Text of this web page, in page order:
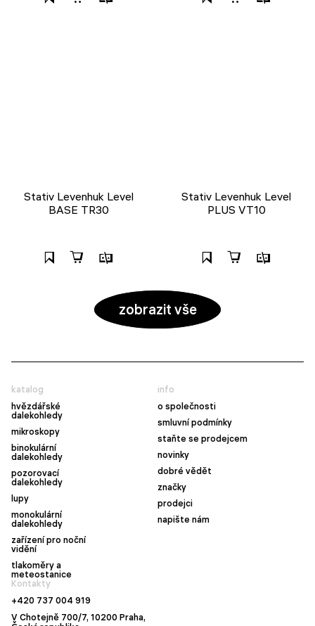
Stativ Levenhuk Level
BASE TR30
Stativ Levenhuk Level
PLUS VT10
zobrazit vše
katalog
hvězdářské
dalekohledy
mikroskopy
binokulární
dalekohledy
pozorovací
dalekohledy
lupy
monokulární
dalekohledy
zařízení pro noční
vidění
tlakoměry a
meteostanice
info
o společnosti
smluvní podmínky
staňte se prodejcem
novinky
dobré vědět
značky
prodejci
napište nám
Kontakty
+420 737 004 919
V Chotejně 700/7, 10200 Praha,